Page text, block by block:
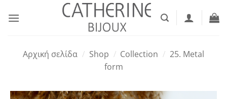
στο
Αρχική σελίδα / Shop / Collection / 25. Metal
form